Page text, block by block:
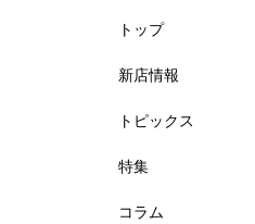
トップ
新店情報
トピックス
特集
コラム